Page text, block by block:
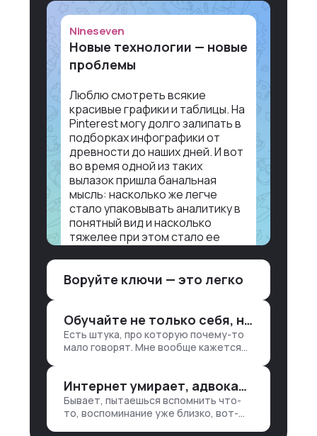
Nineseven
Новые технологии — новые
проблемы
Люблю смотреть всякие
красивые графики и таблицы. На
Pinterest могу долго залипать в
подборках инфографики от
древности до наших дней. И вот
во время одной из таких
вылазок пришла банальная
мысль: насколько же легче
стало упаковывать аналитику в
понятный вид и насколько
тяжелее при этом стало ее
Объясню в разрезе нашей
лет 15 назад, нужно было:
1. Собирать данные в одну базу и
разгребать их оттуда вручную:
проекту — все ручками
Воруйте ключи — это легко
Обучайте не только себя, но и клиентов
Есть штука, про которую почему-то
мало говорят. Мне вообще кажется
стороны. Ты что-то хватаешь у
клиента: е…
Интернет умирает, адвокаты и судьи в растерянности, а я хочу песню
Бывает, пытаешься вспомнить что-
то, воспоминание уже близко, вот-